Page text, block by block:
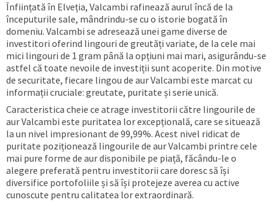
Înființată în Elveția, Valcambi rafinează aurul încă de la
începuturile sale, mândrindu-se cu o istorie bogată în
domeniu. Valcambi se adresează unei game diverse de
investitori oferind lingouri de greutăți variate, de la cele mai
mici lingouri de 1 gram până la opțiuni mai mari, asigurându-se
astfel că toate nevoile de investiții sunt acoperite. Din motive
de securitate, fiecare lingou de aur Valcambi este marcat cu
informații cruciale: greutate, puritate și serie unică.
Caracteristica cheie ce atrage investitorii către lingourile de
aur Valcambi este puritatea lor excepțională, care se situează
la un nivel impresionant de 99,99%. Acest nivel ridicat de
puritate poziționează lingourile de aur Valcambi printre cele
mai pure forme de aur disponibile pe piață, făcându-le o
alegere preferată pentru investitorii care doresc să își
diversifice portofoliile și să își protejeze averea cu active
cunoscute pentru calitatea lor extraordinară.